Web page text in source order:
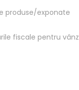
produse/exponate
fiscale pentru